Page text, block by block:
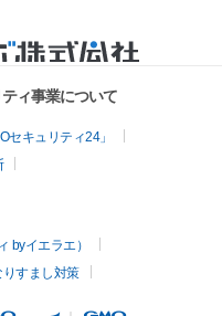
ィ事業について
キュリティ24」
byイエラエ）
りすまし対策